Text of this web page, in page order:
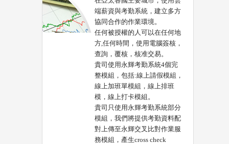
端薪資與考勤系統，建立多方
協同合作的作業環境。
任何被授權的人可以在任何地
方,任何時間，使用電腦簽核，
查詢，覆核，核准交易。
貴司使用永輝考勤系統4個完
整模組，包括:線上請假模組，
線上加班單模組，線上排班
模，線上打卡模組。
貴司只使用永輝考勤系統部分
模組，我們將提供考勤資料配
對上傳至永輝交叉比對作業服
務模組，產生cross check